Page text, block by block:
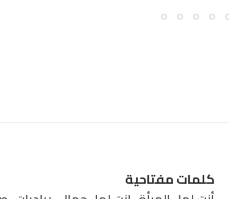
كلمات مفتاحية